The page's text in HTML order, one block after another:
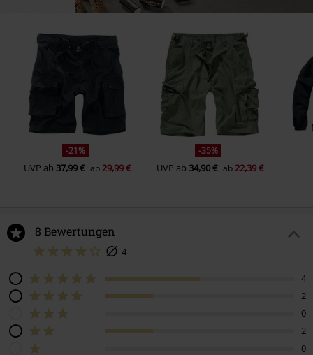
-21%
UVP ab37,99 € ab 29,99 €
-35%
UVP ab34,90 € ab 22,39 €
8 Bewertungen
4
4
2
0
2
0